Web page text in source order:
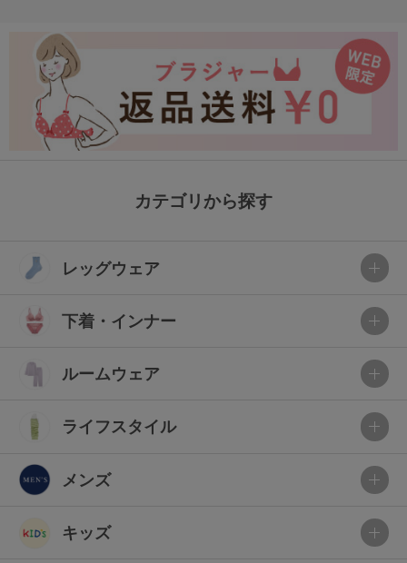
カテゴリから探す
レッグウェア
下着・インナー
ルームウェア
ライフスタイル
メンズ
キッズ